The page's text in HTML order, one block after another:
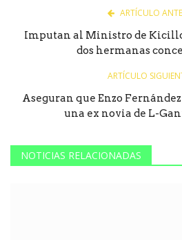
ARTÍCULO
Imputan al Ministro de
dos hermanas
ARTÍCULO
Aseguran que Enzo
una ex novia de L-
NOTICIAS RELACIONADAS